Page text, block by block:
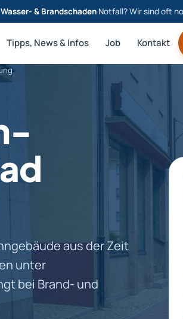
Wasser- & Brandschaden·Notfall? Wir sind oft
Tipps, News & Infos Job Kontakt
aus der Zeit
unter
bei Brand- und